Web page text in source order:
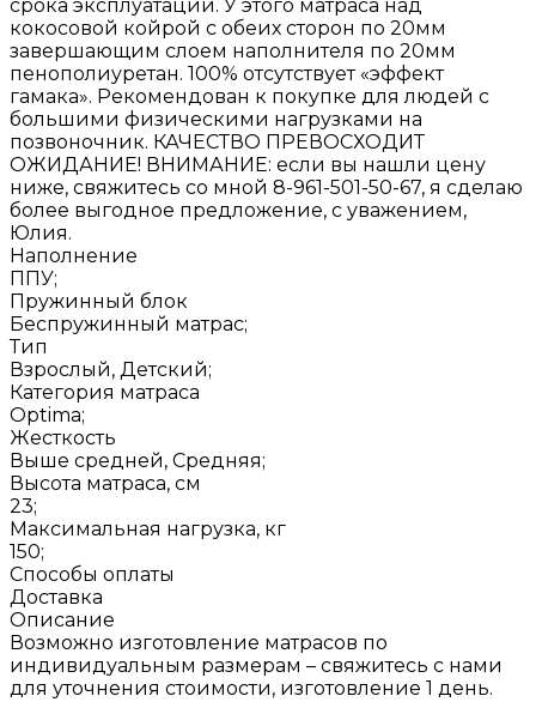
срока эксплуатации. У этого матраса над
кокосовой койрой с обеих сторон по 20мм
завершающим слоем наполнителя по 20мм
пенополиуретан. 100% отсутствует «эффект
гамака». Рекомендован к покупке для людей с
большими физическими нагрузками на
позвоночник. КАЧЕСТВО ПРЕВОСХОДИТ
ОЖИДАНИЕ! ВНИМАНИЕ: если вы нашли цену
ниже, свяжитесь со мной 8-961-501-50-67, я сделаю
более выгодное предложение, с уважением,
Юлия.
Наполнение
ППУ;
Пружинный блок
Беспружинный матрас;
Тип
Взрослый, Детский;
Категория матраса
Optima;
Жесткость
Выше средней, Средняя;
Высота матраса, см
23;
Максимальная нагрузка, кг
150;
Способы оплаты
Доставка
Описание
Возможно изготовление матрасов по
индивидуальным размерам – свяжитесь с нами
для уточнения стоимости, изготовление 1 день.